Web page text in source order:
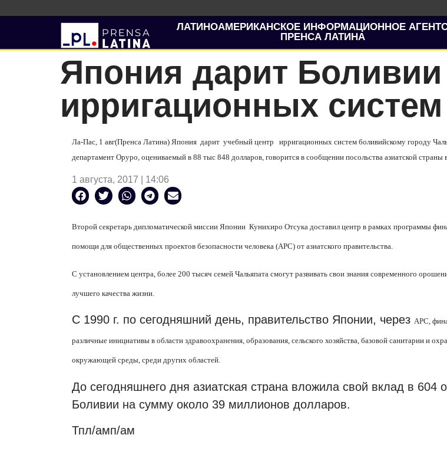
ЛАТИНОАМЕРИКАНСКОЕ ИНФОРМАЦИОННОЕ
ПРЕНСА ЛАТИНА
Япония дарит
ирригационных систем
Ла-Пас, 1 авг(Пренса Латина) Япония дарит учебный центр ирригационных систем боливийскому городу
департамент Оруро, оцениваемый в 88 тыс 848 долларов, говорится в сообщении посольства азиатской страны
1 августа, 2017 | 14:06
Второй секретарь дипломатической миссии Японии Кунихиро Отсука доставил центр в рамках программы
помощи для общественных проектов безопасности человека (APC) от азиатского правительства.
С установлением центра, более 200 тысяч семей Чальяпата смогут развивать свои знания современного
лучшего качества жизни.
С 1990 г. по сегодняшний день, правительство Японии, через APC,
различные инициативы в области здравоохранения, образования, сельского хозяйства, базовой санитарии и
окружающей среды, среди других областей.
До сегодняшнего дня азиатская страна вложила свой вклад в 604
Боливии на сумму около 39 миллионов долларов.
Тпл/амп/ам